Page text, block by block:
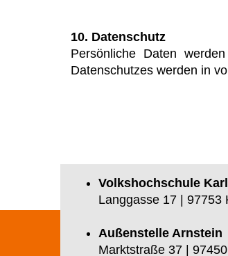
10. Datenschutz
Persönliche Daten
Datenschutzes werden in
Volkshochschule
Langgasse 17 | 97753
Außenstelle Arnstein
Marktstraße 37 |